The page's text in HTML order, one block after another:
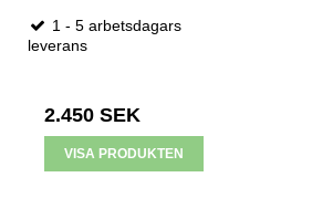
1 - 5 arbetsdagars
leverans
2.450 SEK
VISA PRODUKTEN